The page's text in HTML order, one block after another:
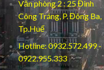
Văn phòng 2 : 25 Đinh
Công Tráng, P. Đông Ba,
Tp.Huế
Hotline: 0932.572.499 -
0922.955.333